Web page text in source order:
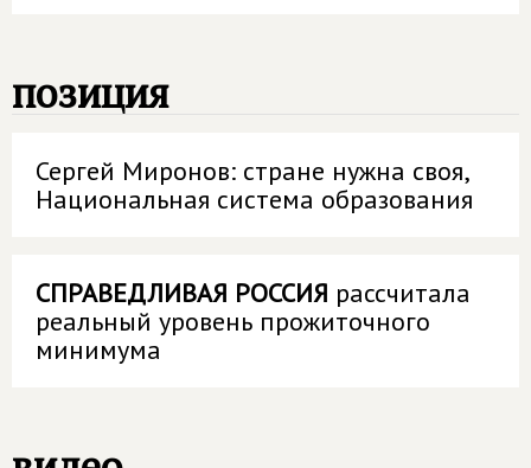
позиция
Сергей Миронов: стране нужна своя,
Национальная система образования
СПРАВЕДЛИВАЯ РОССИЯ рассчитала
реальный уровень прожиточного
минимума